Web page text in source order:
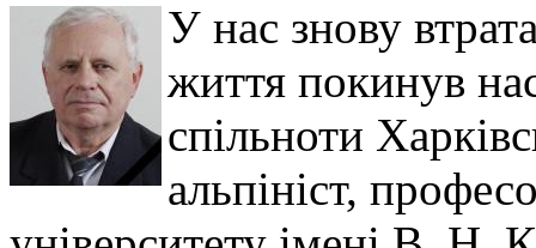
У нас знову
життя покинув
спільноти
альпініст,